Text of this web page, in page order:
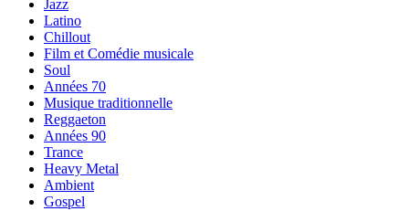
Jazz
Latino
Chillout
Film et Comédie musicale
Soul
Années 70
Musique traditionnelle
Reggaeton
Années 90
Trance
Heavy Metal
Ambient
Gospel